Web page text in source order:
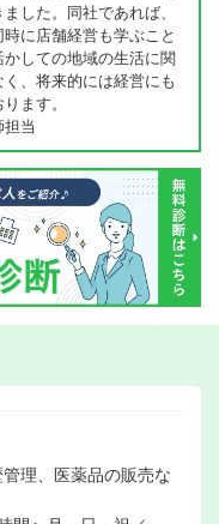
した。同社であれば、
に店舗経営も学ぶこと
しての地域の生活に関
、将来的には経営にも
ます。
当
理、医薬品の販売な